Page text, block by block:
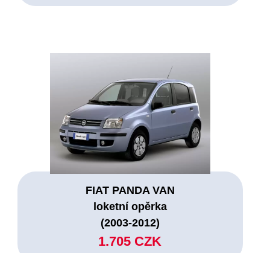
FIAT PANDA VAN
loketní opěrka
(2003-2012)
1.705 CZK